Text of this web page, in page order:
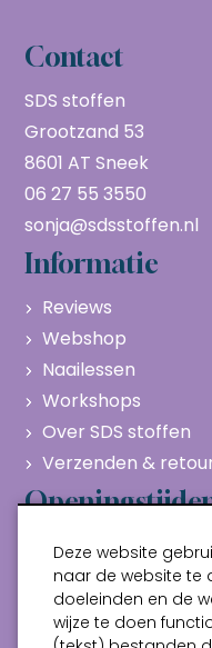
Contact
SDS stoffen
Grootzand 53
8601 AT Sneek
06 27 55 3550
sonja@sdsstoffen.nl
Informatie
Reviews
Webshop
Naailessen
Workshops
Over SDS stoffen
Verzenden &
Maandag
Dinsdag
10:00 -
Woensdag
10:00 -
Donderdag
10:00 -
Deze website
naar de website te
doeleinden en de
wijze te doen